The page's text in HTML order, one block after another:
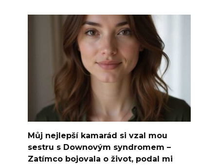
Můj nejlepší kamarád si vzal mou
sestru s Downovým syndromem –
Zatímco bojovala o život, podal mi